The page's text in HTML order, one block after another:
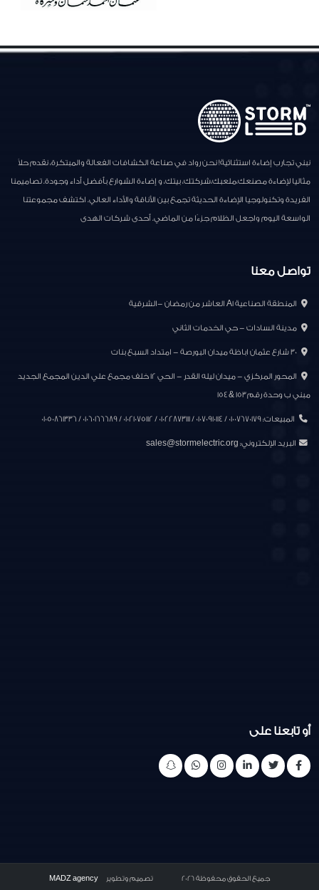
نبني تجارب إضاءة استثنائية! نحن رواد في صناعة الكشافات الفعالة والمبتكرة، نقدم حلاً
مثاليا لإضاءة مصنعك،ملعبك،شركتك، بيتك، و إضاءة الشوارع بأفضل أداء وجودة. تصاميمنا
الفريدة وتكنولوجيا الإضاءة الحديثة تجمع بين الأناقة والأداء العالي. اكتشف مجموعتنا
الواسعة اليوم واجعل الظلام جزءًا من الماضي. أحدى شركات الهدى
تواصل معنا
المنطقة الصناعية A1 العاشر من رمضان -الشرقية
مدينة السادات - حي الخدمات الثاني
المحور المركزي - ميدان ليله القدر - الحي ١٢ خلف مجمع علي الدين المجمع الجديد
مبني ب وحدة رقم ١٥٣ & ١٥٤
المبيعات: 01007670179 / 01070910114 / 01022873111 / 01021075112 / 01060166689 / 01050861336
البريد الإلكتروني: sales@stormelectric.org
أو تابعنا على
جميع الحقوق محفوظة2026 تصميم وتطويرMADZ agency